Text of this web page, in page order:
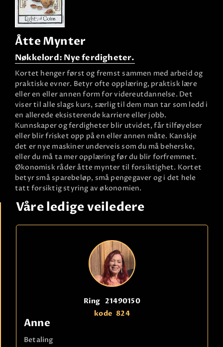
Åtte Mynter
Nøkkelord: Nye ferdigheter.
Kortet henger først og fremst sammen med arbeid og
praktiske evner. Betyr ofte opplæring, praktisk lære
eller en eller annen form for videreutdannelse. Det
viser til alle slags kurs, særlig til dem man tar som ledd i
en allerede eksisterende karriere eller jobb.
Kunnskaper og ferdigheter blir utvidet, får tilføyelser
eller blir frisket opp på en eller annen måte. Kanskje
det er nye maskiner underveis som du må beherske,
eller du må ta mer opplæring før du blir forfremmet.
Økonomisk råder åtte mynter til forsiktighet. Kortet
betyr små sparebeløp, små pengegaver og i det hele
tatt forsiktig styring av økonomien.
Våre ledige veiledere
Ring 21490150
kode 824
Anne
Betaling